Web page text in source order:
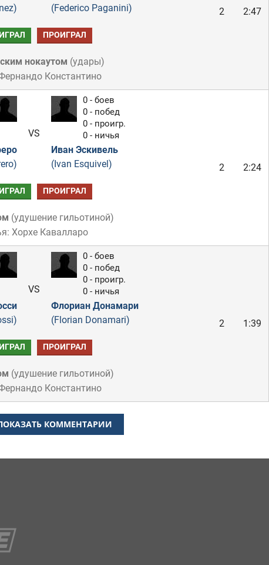
(Federico Paganini)
2 2:47
ПРОИГРАЛ
нокаутом (удары)
Константино
VS
0 - боев
0 - побед
0 - проигр.
0 - ничья
Иван Эскивель
(Ivan Esquivel)
2 2:24
ПРОИГРАЛ
(удушение гильотиной)
Хорхе Кавалларо
VS
0 - боев
0 - побед
0 - проигр.
0 - ничья
Флориан Донамари
(Florian Donamari)
2 1:39
ПРОИГРАЛ
(удушение гильотиной)
Константино
КОММЕНТАРИИ